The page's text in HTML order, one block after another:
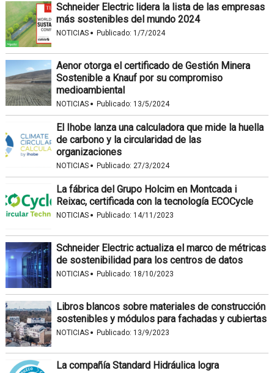
Schneider Electric lidera la lista de las empresas
más sostenibles del mundo 2024
NOTICIAS · Publicado: 1/7/2024
Aenor otorga el certificado de Gestión Minera
Sostenible a Knauf por su compromiso
medioambiental
NOTICIAS · Publicado: 13/5/2024
El Ihobe lanza una calculadora que mide la huella
de carbono y la circularidad de las
organizaciones
NOTICIAS · Publicado: 27/3/2024
La fábrica del Grupo Holcim en Montcada i
Reixac, certificada con la tecnología ECOCycle
NOTICIAS · Publicado: 14/11/2023
Schneider Electric actualiza el marco de métricas
de sostenibilidad para los centros de datos
NOTICIAS · Publicado: 18/10/2023
Libros blancos sobre materiales de construcción
sostenibles y módulos para fachadas y cubiertas
NOTICIAS · Publicado: 13/9/2023
La compañía Standard Hidráulica logra